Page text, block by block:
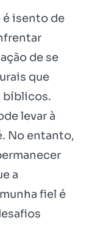
é isento de
de se
que
bíblicos.
levar à
No entanto,
a
fiel é